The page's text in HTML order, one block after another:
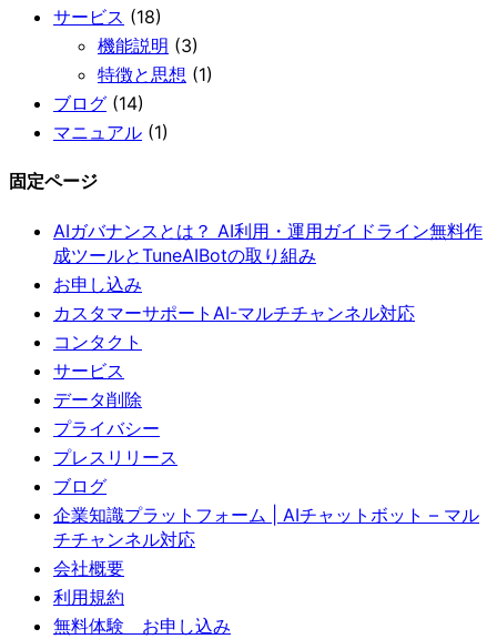
サービス (18)
機能説明 (3)
特徴と思想 (1)
ブログ (14)
マニュアル (1)
固定ページ
AIガバナンスとは？ AI利用・運用ガイドライン無料作
成ツールとTuneAIBotの取り組み
お申し込み
カスタマーサポートAI-マルチチャンネル対応
コンタクト
サービス
データ削除
プライバシー
プレスリリース
ブログ
企業知識プラットフォーム | AIチャットボット – マル
チチャンネル対応
会社概要
利用規約
無料体験 お申し込み